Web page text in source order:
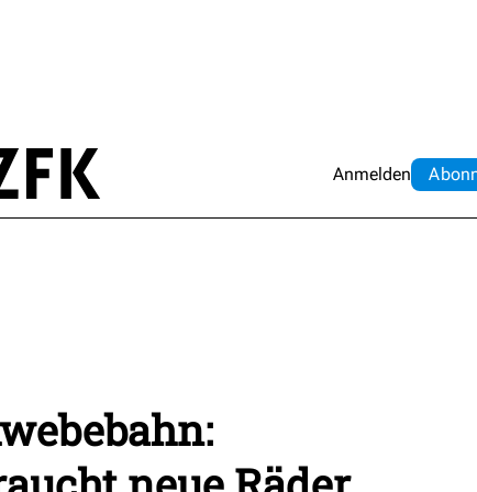
Anmelden Abo